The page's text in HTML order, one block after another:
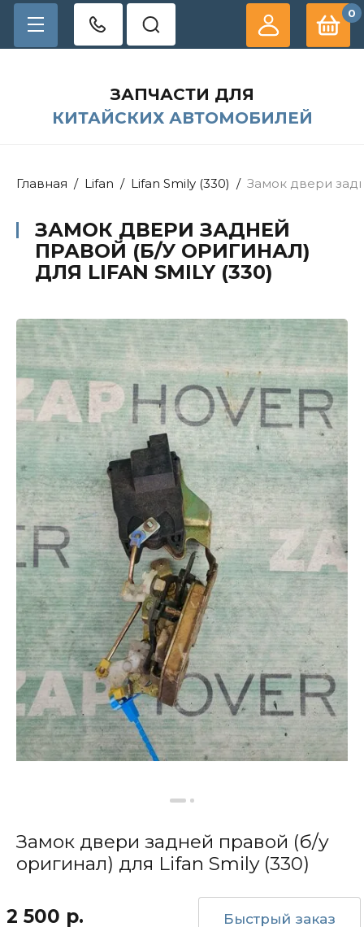
ЗАПЧАСТИ ДЛЯ
КИТАЙСКИХ АВТОМОБИЛЕЙ
0
Главная / Lifan / Lifan Smily (330) / Замок двери
ЗАМОК ДВЕРИ ЗАДНЕЙ
ПРАВОЙ (Б/У ОРИГИНАЛ)
ДЛЯ LIFAN SMILY (330)
Замок двери задней правой (б/у
оригинал) для Lifan Smily (330)
2 500 р. Быстрый заказ